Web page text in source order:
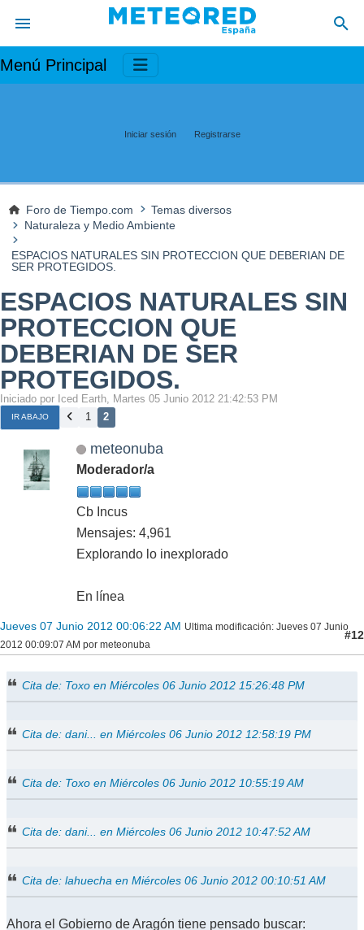
Menú Principal
Iniciar sesión Registrarse
Foro de Tiempo.com
Temas diversos
Naturaleza y Medio Ambiente
ESPACIOS NATURALES SIN PROTECCION QUE DEBERIAN DE
SER PROTEGIDOS.
ESPACIOS NATURALES SIN
PROTECCION QUE
DEBERIAN DE SER
PROTEGIDOS.
Iniciado por Iced Earth, Martes 05 Junio 2012 21:42:53 PM
IR ABAJO 1 2
meteonuba
Moderador/a
Cb Incus
Mensajes: 4,961
Explorando lo inexplorado
En línea
Jueves 07 Junio 2012 00:06:22 AM Ultima modificación: Jueves 07 Junio
2012 00:09:07 AM por meteonuba
#12
Cita de: Toxo en Miércoles 06 Junio 2012 15:26:48 PM
Cita de: dani... en Miércoles 06 Junio 2012 12:58:19 PM
Cita de: Toxo en Miércoles 06 Junio 2012 10:55:19 AM
Cita de: dani... en Miércoles 06 Junio 2012 10:47:52 AM
Cita de: lahuecha en Miércoles 06 Junio 2012 00:10:51 AM
Ahora el Gobierno de Aragón tiene pensado buscar: